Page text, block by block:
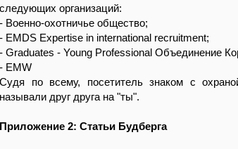
следующих организаций:
- Военно-охотничье общество;
- EMDS Expertise in international recruitment;
- Graduates - Young Professional Объединение
- EMW
Судя по всему, посетитель знаком с
называли друг друга на "ты".
Приложение 2: Статьи Будберга